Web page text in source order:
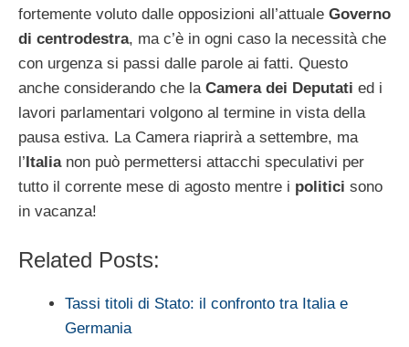
fortemente voluto dalle opposizioni all’attuale Governo
di centrodestra, ma c’è in ogni caso la necessità che
con urgenza si passi dalle parole ai fatti. Questo
anche considerando che la Camera dei Deputati ed i
lavori parlamentari volgono al termine in vista della
pausa estiva. La Camera riaprirà a settembre, ma
l’ Italianon può permettersi attacchi speculativi per
tutto il corrente mese di agosto mentre i politici sono
in vacanza!
Related Posts:
Tassi titoli di Stato: il confronto tra Italia e
Germania